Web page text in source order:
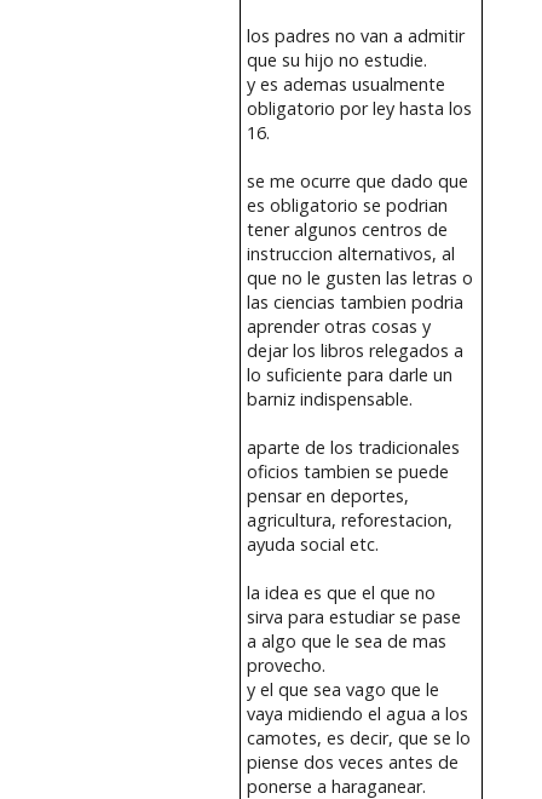
los padres no van a admitir
que su hijo no estudie.
y es ademas usualmente
obligatorio por ley hasta los
16.
se me ocurre que dado que
es obligatorio se podrian
tener algunos centros de
instruccion alternativos, al
que no le gusten las letras o
las ciencias tambien podria
aprender otras cosas y
dejar los libros relegados a
lo suficiente para darle un
barniz indispensable.
aparte de los tradicionales
oficios tambien se puede
pensar en deportes,
agricultura, reforestacion,
ayuda social etc.
la idea es que el que no
sirva para estudiar se pase
a algo que le sea de mas
provecho.
y el que sea vago que le
vaya midiendo el agua a los
camotes, es decir, que se lo
piense dos veces antes de
ponerse a haraganear.